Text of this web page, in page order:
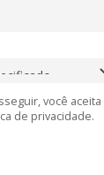
você aceita
de privacidade.